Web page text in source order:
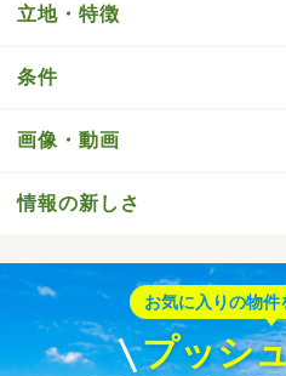
立地・特徴
条件
画像・動画
情報の新しさ
お気に入りの物件
プッシ